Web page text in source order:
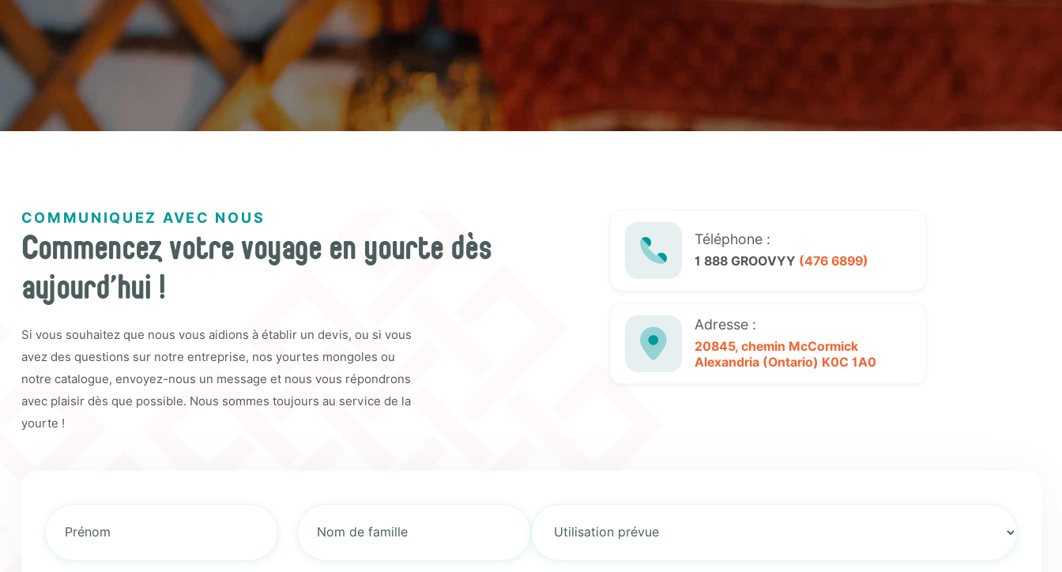
COMMUNIQUEZ AVEC NOUS
Commencez votre voyage en yourte dès
aujourd'hui !
Si vous souhaitez que nous vous aidions à établir un devis, ou si vous
avez des questions sur notre entreprise, nos yourtes mongoles ou
notre catalogue, envoyez-nous un message et nous vous répondrons
avec plaisir dès que possible. Nous sommes toujours au service de la
yourte !
Téléphone :
1 888 GROOVYY (476 6899)
Adresse :
20845, chemin McCormick
Alexandria (Ontario) K0C 1A0